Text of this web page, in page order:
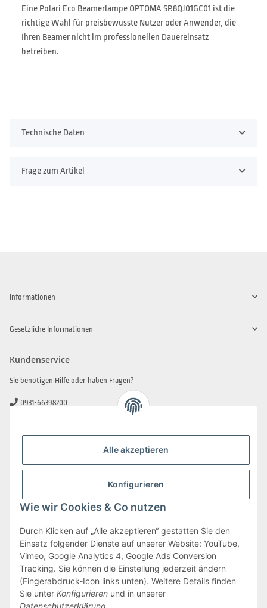
Alle akzeptieren
Konfigurieren
Wie wir Cookies & Co nutzen
Durch Klicken auf „Alle akzeptieren“ gestatten Sie den
Einsatz folgender Dienste auf unserer Website: YouTube,
Vimeo, Google Analytics 4, Google Ads Conversion
Tracking. Sie können die Einstellung jederzeit ändern
(Fingerabdruck-Icon links unten). Weitere Details finden
Sie unter Konfigurieren und in unserer
Datenschutzerklärung
Eine Polari Eco Beamerlampe OPTOMA SP.8QJ01GC01 ist die
richtige Wahl für preisbewusste Nutzer oder Anwender, die
Ihren Beamer nicht im professionellen Dauereinsatz
betreiben.
Technische Daten
Frage zum Artikel
Informationen
Gesetzliche Informationen
Kundenservice
Sie benötigen Hilfe oder haben Fragen?
0931-66398200
info@beamerlampe-guenstiger.de
Sicher Einkaufen